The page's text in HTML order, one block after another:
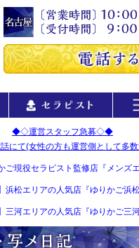
◆◇運営スタッフ急募◇◆
話にて(女性の方も運営側として多
ご現役セラピスト監修店『メンズエ
浜松エリアの人気店『ゆりかご浜松
三河エリアの人気店『ゆりかご三河